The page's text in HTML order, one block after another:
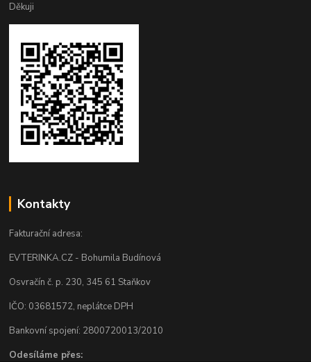
Děkuji
Kontakty
Fakturační adresa:
EVTERINKA.CZ - Bohumila Budínová
Osvračín č. p. 230, 345 61 Staňkov
IČO: 03681572, neplátce DPH
Bankovní spojení: 2800720013/2010
Odesíláme přes: